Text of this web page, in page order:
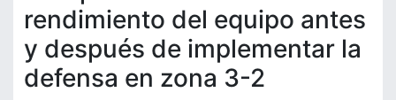
rendimiento del equipo antes
y después de implementar la
defensa en zona 3-2